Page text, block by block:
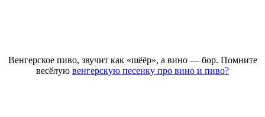
Венгерское пиво, звучит как «шёёр», а вино — бор. Помните
весёлую венгерскую песенку про вино и пиво?